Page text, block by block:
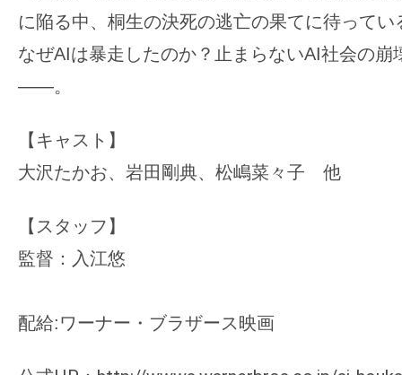
に陥る中、桐生の決死の逃亡の果てに待って
なぜAIは暴走したのか？止まらないAI社会の崩
――。
【キャスト】
大沢たかお、岩田剛典、松嶋菜々子 他
【スタッフ】
監督：入江悠
配給:ワーナー・ブラザース映画